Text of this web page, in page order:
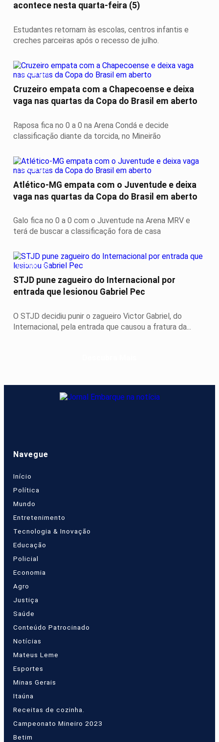
acontece nesta quarta-feira (5)
Estudantes retornam às escolas, centros infantis e
creches parceiras após o recesso de julho.
ESPORTES
Cruzeiro empata com a Chapecoense e deixa
vaga nas quartas da Copa do Brasil em aberto
Raposa fica no 0 a 0 na Arena Condá e decide
classificação diante da torcida, no Mineirão
ESPORTES
Atlético-MG empata com o Juventude e deixa
vaga nas quartas da Copa do Brasil em aberto
Galo fica no 0 a 0 com o Juventude na Arena MRV e
terá de buscar a classificação fora de casa
ESPORTES
STJD pune zagueiro do Internacional por
entrada que lesionou Gabriel Pec
O STJD decidiu punir o zagueiro Victor Gabriel, do
Internacional, pela entrada que causou a fratura da...
Navegue
Início
Política
Mundo
Entretenimento
Tecnologia & Inovação
Educação
Policial
Economia
Agro
Justiça
Saúde
Conteúdo Patrocinado
Notícias
Mateus Leme
Esportes
Minas Gerais
Itaúna
Receitas de cozinha.
Campeonato Mineiro 2023
Betim